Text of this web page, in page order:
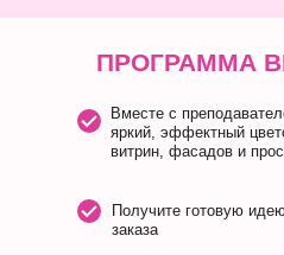
ПРОГРАММА
Вместе с
яркий, эффектный
витрин, фасадов и
Получите готовую
заказа